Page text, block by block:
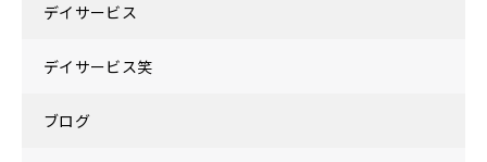
デイサービス
デイサービス笑
ブログ